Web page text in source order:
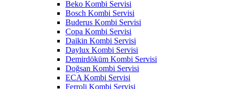
Beko Kombi Servisi
Bosch Kombi Servisi
Buderus Kombi Servisi
Copa Kombi Servisi
Daikin Kombi Servisi
Daylux Kombi Servisi
Demirdöküm Kombi Servisi
Doğsan Kombi Servisi
ECA Kombi Servisi
Ferroli Kombi Servisi